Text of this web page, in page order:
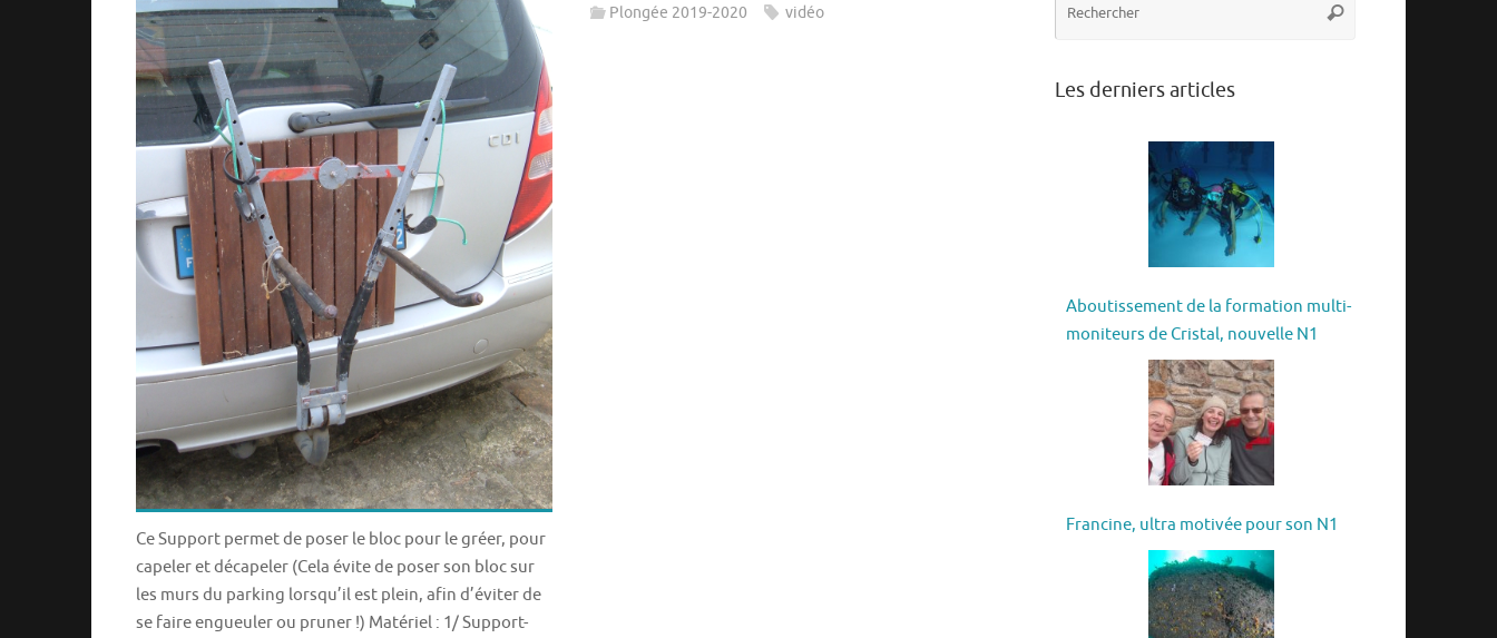
Ce Support permet de poser le bloc pour le gréer, pour
capeler et décapeler (Cela évite de poser son bloc sur
les murs du parking lorsqu’il est plein, afin d’éviter de
se faire engueuler ou pruner !) Matériel : 1/ Support-
Plongée 2019-2020
vidéo Rechercher
Les derniers articles
Aboutissement de la formation multi-
moniteurs de Cristal, nouvelle N1
Francine, ultra motivée pour son N1